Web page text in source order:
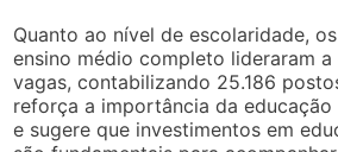
Quanto ao nível de escolaridade,
ensino médio completo lideraram
vagas, contabilizando 25.186
reforça a importância da
e sugere que investimentos em